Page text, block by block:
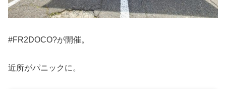
#FR2DOCO?が開催。
近所がパニックに。